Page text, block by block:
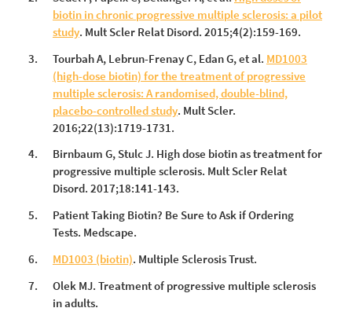
biotin in chronic progressive multiple sclerosis: a pilot
study. Mult Scler Relat Disord. 2015;4(2):159-169.
Tourbah A, Lebrun-Frenay C, Edan G, et al. MD1003
(high-dose biotin) for the treatment of progressive
multiple sclerosis: A randomised, double-blind,
placebo-controlled study. Mult Scler.
2016;22(13):1719-1731.
Birnbaum G, Stulc J. High dose biotin as treatment for
progressive multiple sclerosis. Mult Scler Relat
Disord. 2017;18:141-143.
Patient Taking Biotin? Be Sure to Ask if Ordering
Tests. Medscape.
MD1003 (biotin). Multiple Sclerosis Trust.
Olek MJ. Treatment of progressive multiple sclerosis
in adults.